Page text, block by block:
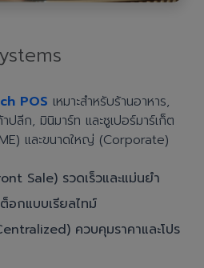
POS เหมาะสำหรับร้านอาหาร,
ปลีก, มินิมาร์ท และซูเปอร์มาร์เก็ต
และขนาดใหญ่ (Corporate)
Sale) รวดเร็วและแม่นยำ
อกแบบเรียลไทม์
ควบคุมราคาและโปร